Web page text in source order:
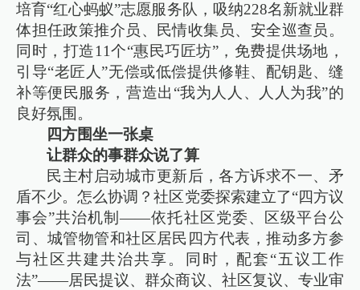
培育“红心蚂蚁”志愿服务队，吸纳228名新就业群
体担任政策推介员、民情收集员、安全巡查员。
同时，打造11个“惠民巧匠坊”，免费提供场地，
引导“老匠人”无偿或低偿提供修鞋、配钥匙、缝
补等便民服务，营造出“我为人人、人人为我”的
良好氛围。
四方围坐一张桌
让群众的事群众说了算
民主村启动城市更新后，各方诉求不一、矛
盾不少。怎么协调？社区党委探索建立了“四方议
事会”共治机制——依托社区党委、区级平台公
司、城管物管和社区居民四方代表，推动多方参
与社区共建共治共享。同时，配套“五议工作
法”——居民提议、群众商议、社区复议、专业审